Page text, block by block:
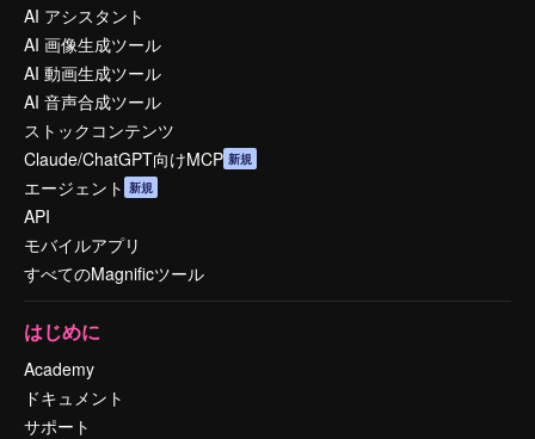
AI アシスタント
AI 画像生成ツール
AI 動画生成ツール
AI 音声合成ツール
ストックコンテンツ
Claude/ChatGPT向けMCP 新規
エージェント 新規
API
モバイルアプリ
すべてのMagnificツール
はじめに
Academy
ドキュメント
サポート